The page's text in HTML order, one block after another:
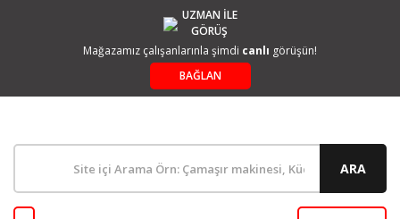
UZMAN İLE
GÖRÜŞ
Mağazamız çalışanlarınla şimdi canlı görüşün!
BAĞLAN
ARA